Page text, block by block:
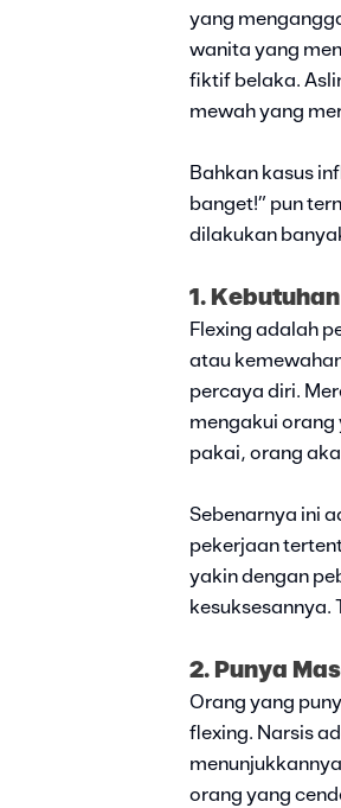
yang
wanita yang
fiktif belaka.
mewah yang
Bahkan kasus
banget!” pun
dilakukan
1.
Flexing adalah
atau
percaya diri.
mengakui orang
pakai, orang
Sebenarnya ini
pekerjaan
yakin dengan
kesuksesannya.
2. Punya
Orang yang
flexing. Narsis
orang yang